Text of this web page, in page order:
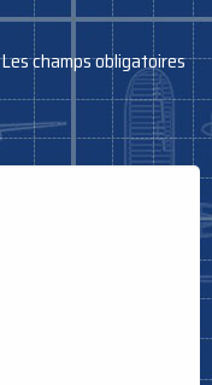
Les champs obligatoires